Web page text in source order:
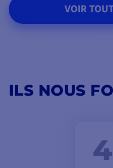
VOIR
ILS NOUS